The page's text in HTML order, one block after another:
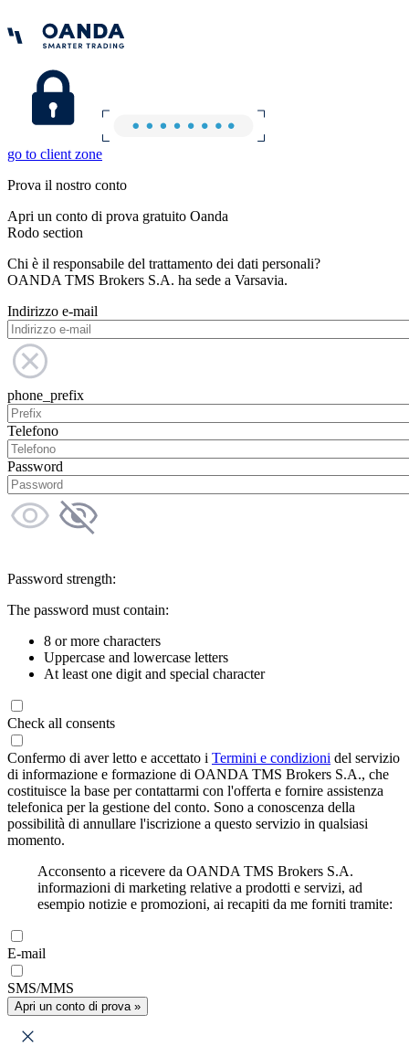
go to client zone
Prova il nostro conto
Apri un conto di prova gratuito Oanda
Rodo section
Chi è il responsabile del trattamento dei dati personali?
OANDA TMS Brokers S.A. ha sede a Varsavia.
Indirizzo e-mail
phone_prefix
Telefono
Password
Password strength:
The password must contain:
8 or more characters
Uppercase and lowercase letters
At least one digit and special character
Check all consents
Confermo di aver letto e accettato i Termini e condizioni del servizio
di informazione e formazione di OANDA TMS Brokers S.A., che
costituisce la base per contattarmi con l'offerta e fornire assistenza
telefonica per la gestione del conto. Sono a conoscenza della
possibilità di annullare l'iscrizione a questo servizio in qualsiasi
momento.
Acconsento a ricevere da OANDA TMS Brokers S.A.
informazioni di marketing relative a prodotti e servizi, ad
esempio notizie e promozioni, ai recapiti da me forniti tramite:
E-mail
SMS/MMS
Apri un conto di prova »